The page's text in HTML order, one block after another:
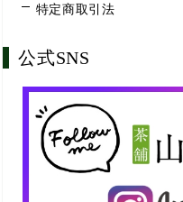
特定商取引法
公式SNS